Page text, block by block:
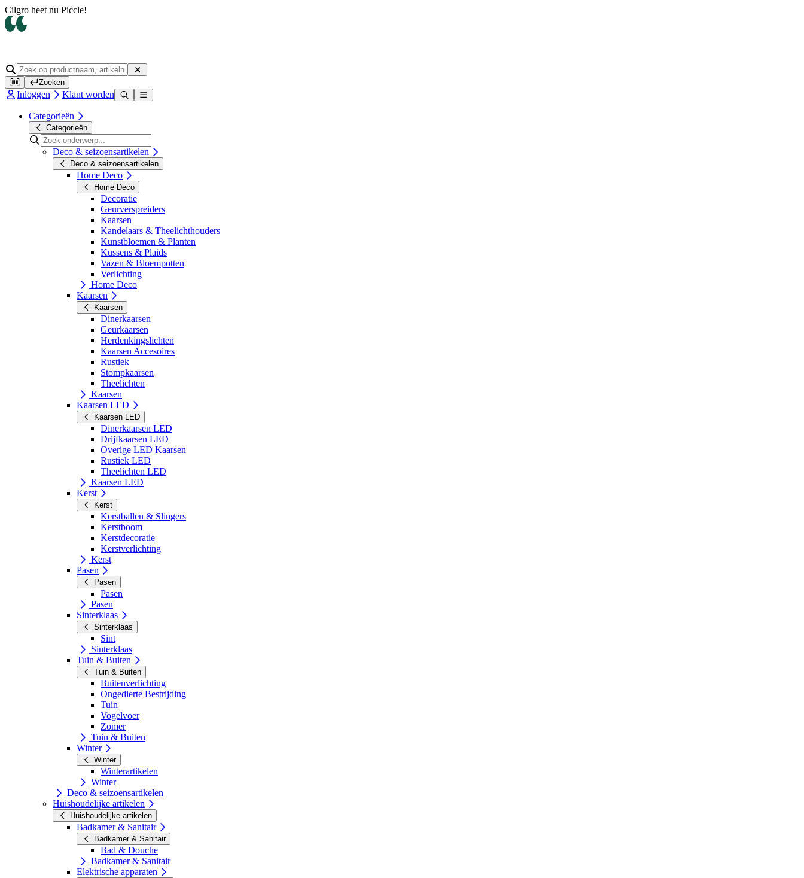
Cilgro heet nu Piccle!
Zoeken
Inloggen Klant worden
Categorieën
Categorieën
Deco & seizoensartikelen
Deco & seizoensartikelen
Home Deco
Home Deco
Decoratie
Geurverspreiders
Kaarsen
Kandelaars & Theelichthouders
Kunstbloemen & Planten
Kussens & Plaids
Vazen & Bloempotten
Verlichting
Home Deco
Kaarsen
Kaarsen
Dinerkaarsen
Geurkaarsen
Herdenkingslichten
Kaarsen Accesoires
Rustiek
Stompkaarsen
Theelichten
Kaarsen
Kaarsen LED
Kaarsen LED
Dinerkaarsen LED
Drijfkaarsen LED
Overige LED Kaarsen
Rustiek LED
Theelichten LED
Kaarsen LED
Kerst
Kerst
Kerstballen & Slingers
Kerstboom
Kerstdecoratie
Kerstverlichting
Kerst
Pasen
Pasen
Pasen
Pasen
Sinterklaas
Sinterklaas
Sint
Sinterklaas
Tuin & Buiten
Tuin & Buiten
Buitenverlichting
Ongedierte Bestrijding
Tuin
Vogelvoer
Zomer
Tuin & Buiten
Winter
Winter
Winterartikelen
Winter
Deco & seizoensartikelen
Huishoudelijke artikelen
Huishoudelijke artikelen
Badkamer & Sanitair
Badkamer & Sanitair
Bad & Douche
Badkamer & Sanitair
Elektrische apparaten